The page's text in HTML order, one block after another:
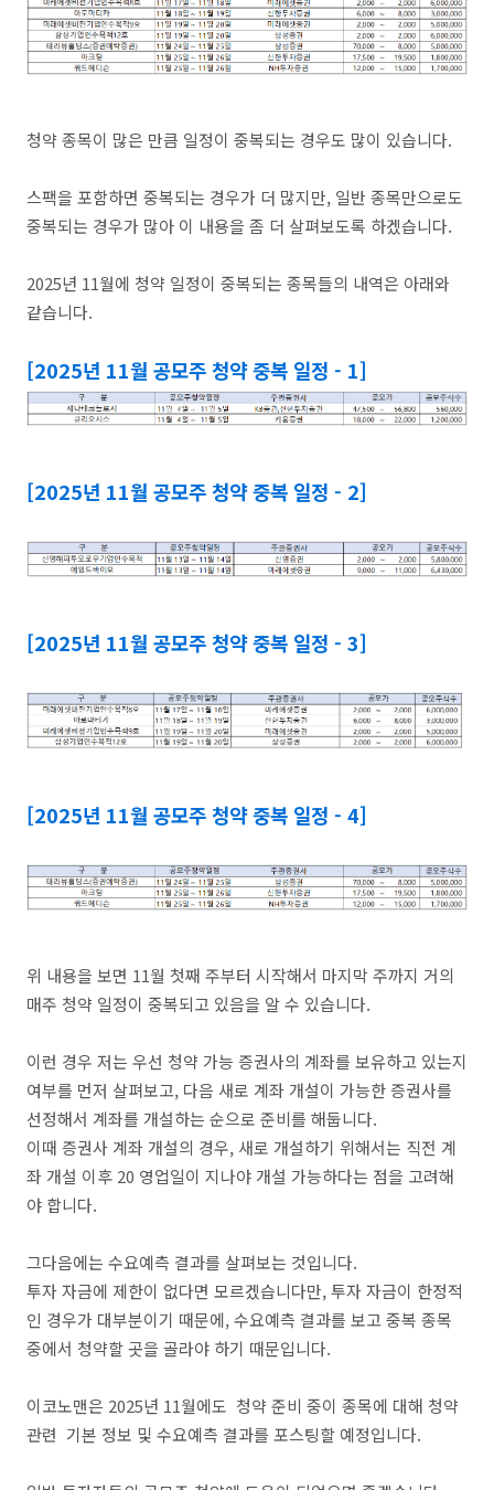
청약 종목이 많은 만큼 일정이 중복되는 경우도 많이 있습니다.
스팩을 포함하면 중복되는 경우가 더 많지만, 일반 종목만으로도
중복되는 경우가 많아 이 내용을 좀 더 살펴보도록 하겠습니다.
2025년 11월에 청약 일정이 중복되는 종목들의 내역은 아래와
같습니다.
[2025년 11월 공모주 청약 중복 일정 - 1]
[2025년 11월 공모주 청약 중복 일정 - 2]
[2025년 11월 공모주 청약 중복 일정 - 3]
[2025년 11월 공모주 청약 중복 일정 - 4]
위 내용을 보면 11월 첫째 주부터 시작해서 마지막 주까지 거의
매주 청약 일정이 중복되고 있음을 알 수 있습니다.
이런 경우 저는 우선 청약 가능 증권사의 계좌를 보유하고 있는지
여부를 먼저 살펴보고, 다음 새로 계좌 개설이 가능한 증권사를
선정해서 계좌를 개설하는 순으로 준비를 해둡니다.
이때 증권사 계좌 개설의 경우, 새로 개설하기 위해서는 직전 계
좌 개설 이후 20 영업일이 지나야 개설 가능하다는 점을 고려해
야 합니다.
그다음에는 수요예측 결과를 살펴보는 것입니다.
투자 자금에 제한이 없다면 모르겠습니다만, 투자 자금이 한정적
인 경우가 대부분이기 때문에, 수요예측 결과를 보고 중복 종목
중에서 청약할 곳을 골라야 하기 때문입니다.
이코노맨은 2025년 11월에도 청약 준비 중이 종목에 대해 청약
관련 기본 정보 및 수요예측 결과를 포스팅할 예정입니다.